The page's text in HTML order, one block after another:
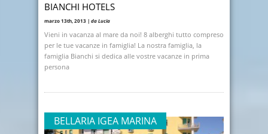
BIANCHI HOTELS
marzo 13th, 2013 | da Lucia
Vieni in vacanza al mare da noi! 8 alberghi tutto compreso
per le tue vacanze in famiglia! La nostra famiglia, la
famiglia Bianchi si dedica alle vostre vacanze in prima
persona
BELLARIA IGEA MARINA